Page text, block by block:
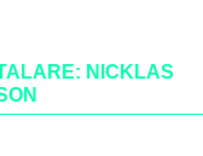
NICKLAS